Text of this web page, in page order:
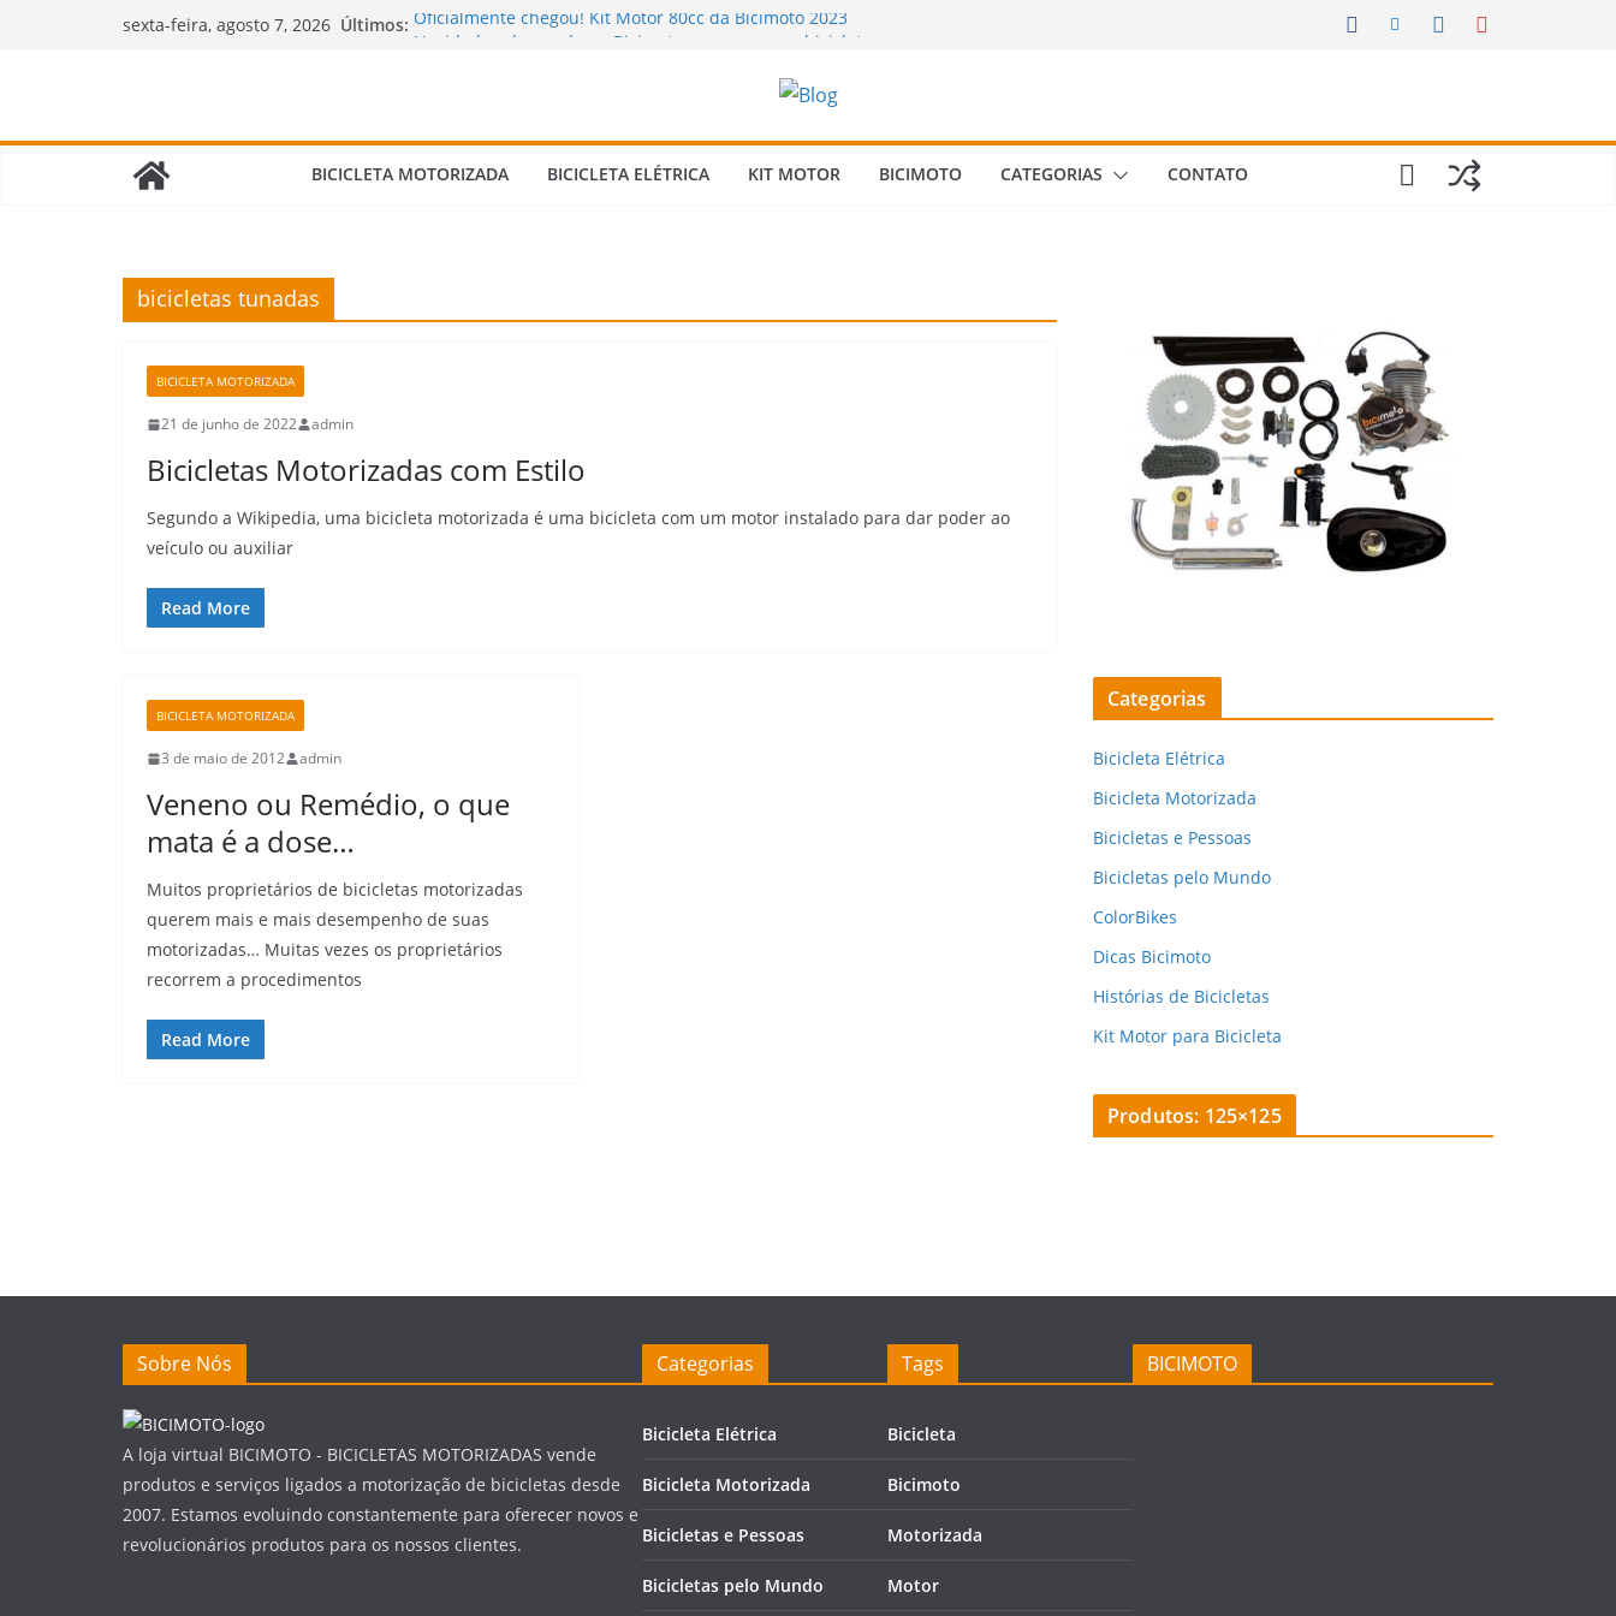
sexta-feira, agosto 7, 2026 Últimos: Oficialmente chegou! Kit Motor 80cc da Bicimoto 2023
🌧️ Bicimoto na Chuva? Dicas para andar com segurança 🌧️
Verdade Que Ninguém Te Conta!
🛠️ Revisão da Bicicleta Motorizada 2 Tempos: Quando
BICICLETA MOTORIZADA BICICLETA ELÉTRICA KIT MOTOR BICIMOTO CATEGORIAS CONTATO
bicicletas tunadas
BICICLETA MOTORIZADA
21 de junho de 2022 admin
Bicicletas Motorizadas com Estilo
Segundo a Wikipedia, uma bicicleta motorizada é uma bicicleta com um motor instalado para dar poder ao
veículo ou auxiliar
Read More
BICICLETA MOTORIZADA
3 de maio de 2012 admin
Veneno ou Remédio, o que
mata é a dose…
Muitos proprietários de bicicletas motorizadas
querem mais e mais desempenho de suas
motorizadas… Muitas vezes os proprietários
recorrem a procedimentos
Read More
Categorias
Bicicleta Elétrica
Bicicleta Motorizada
Bicicletas e Pessoas
Bicicletas pelo Mundo
ColorBikes
Dicas Bicimoto
Histórias de Bicicletas
Kit Motor para Bicicleta
Produtos: 125×125
Sobre Nós
A loja virtual BICIMOTO - BICICLETAS MOTORIZADAS vende
produtos e serviços ligados a motorização de bicicletas desde
2007. Estamos evoluindo constantemente para oferecer novos e
revolucionários produtos para os nossos clientes.
Categorias
Bicicleta Elétrica
Bicicleta Motorizada
Bicicletas e Pessoas
Bicicletas pelo Mundo
Tags
Bicicleta
Bicimoto
Motorizada
Motor
BICIMOTO